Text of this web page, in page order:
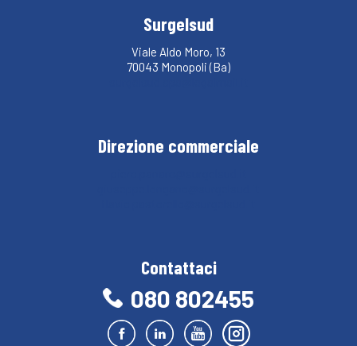
Surgelsud
Viale Aldo Moro, 13
70043 Monopoli (Ba)
Direzione commerciale
Contattaci
080 802455